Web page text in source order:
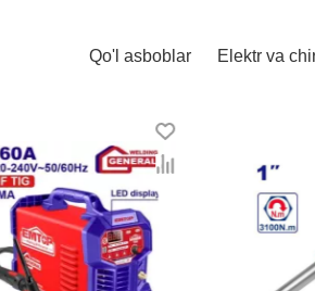
Qo'l asboblar Elektr va